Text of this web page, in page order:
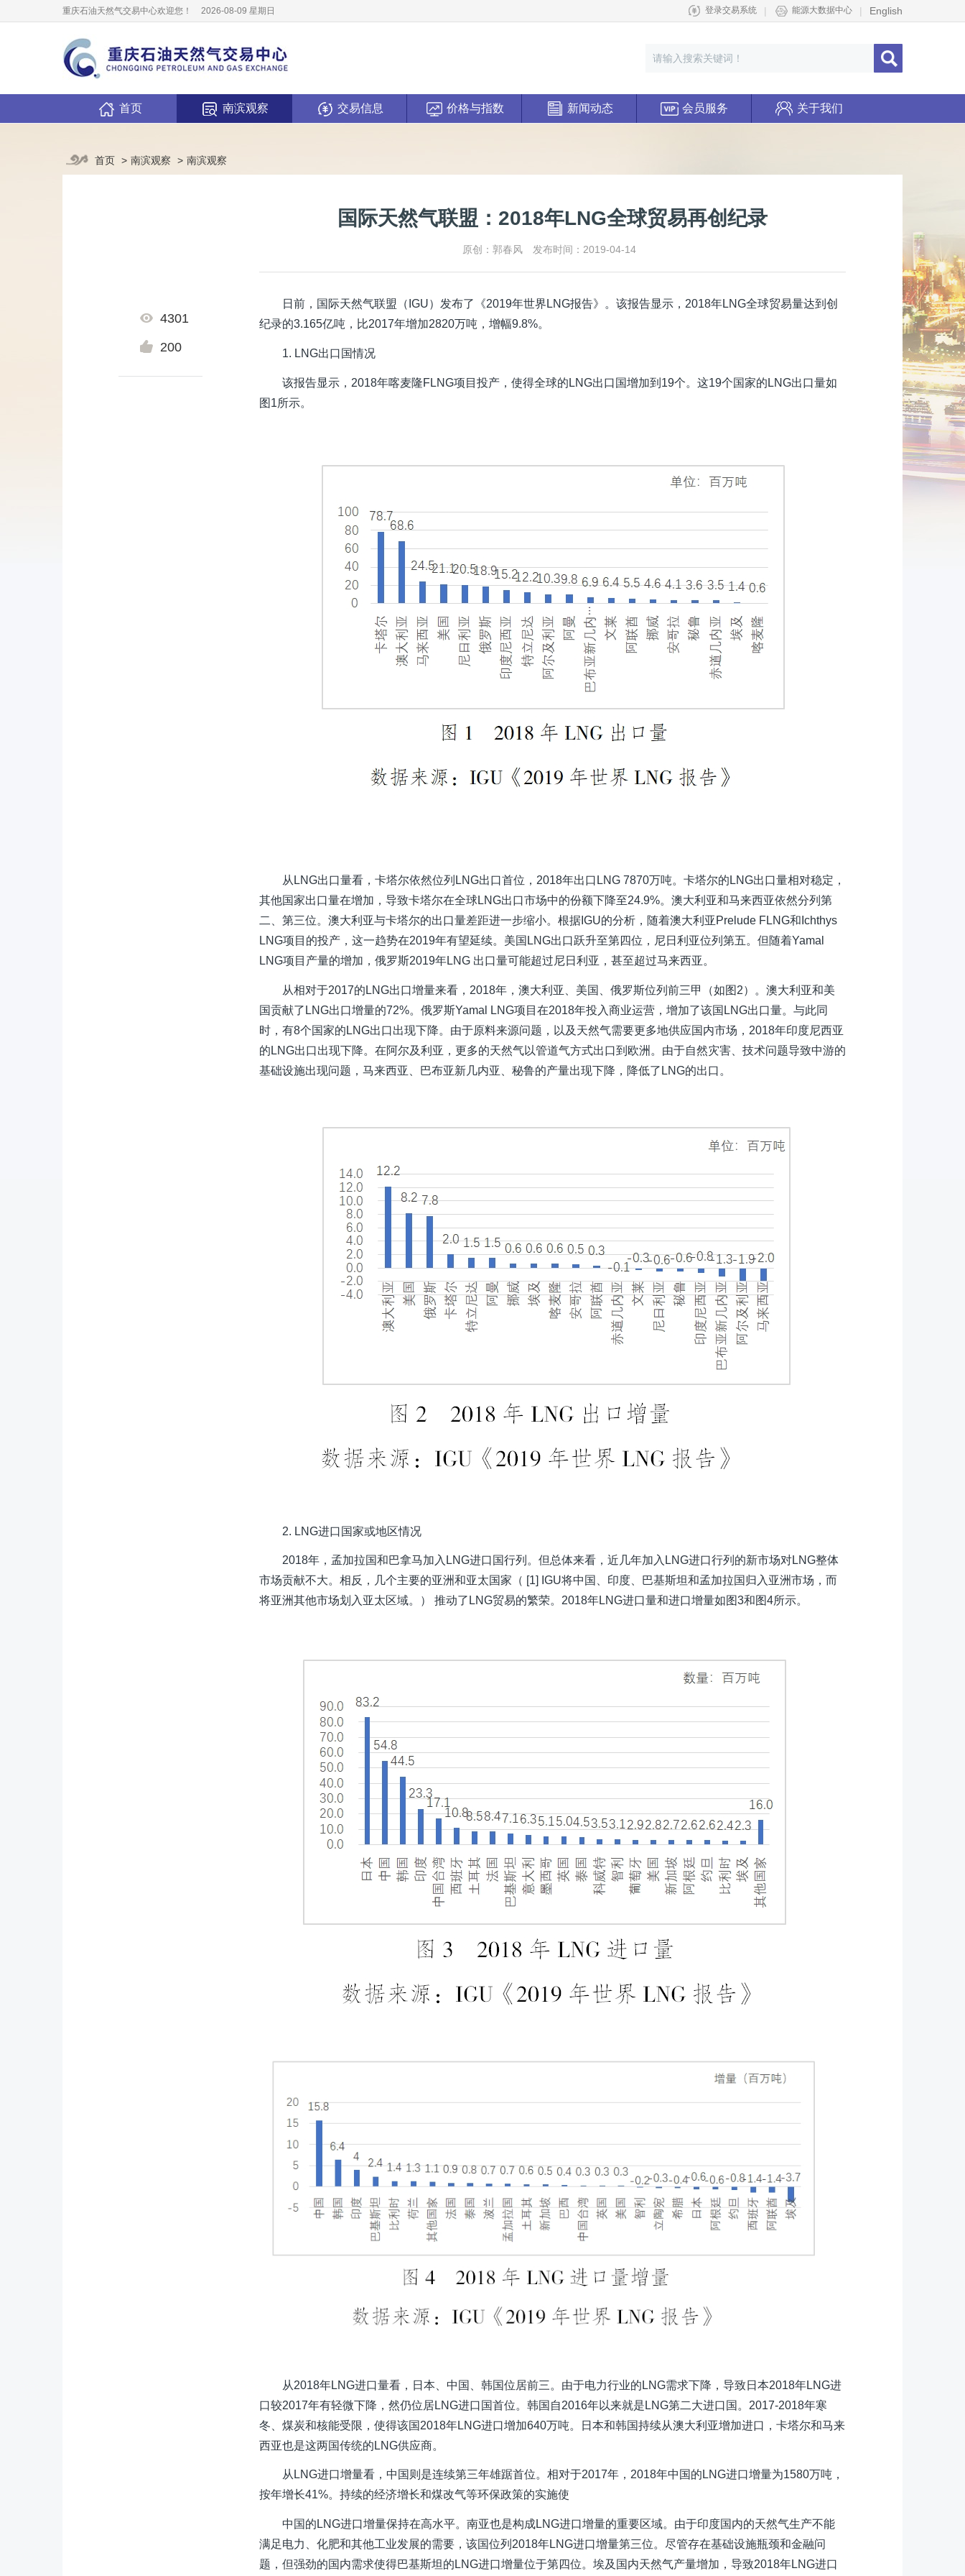
重庆石油天然气交易中心欢迎您！ 2026-08-09 星期日 登录交易系统 | 能源大数据中心 | English
首页 南滨观察 交易信息 价格与指数 新闻动态 会员服务 关于我们
首页 南滨观察 南滨观察
4301
200
国际天然气联盟：2018年LNG全球贸易再创纪录
原创：郭春风 发布时间：2019-04-14
日前，国际天然气联盟（IGU）发布了《2019年世界LNG报告》。该报告显示，2018年LNG全球贸易量达到创
纪录的3.165亿吨，比2017年增加2820万吨，增幅9.8%。
1. LNG出口国情况
该报告显示，2018年喀麦隆FLNG项目投产，使得全球的LNG出口国增加到19个。这19个国家的LNG出口量如
图1所示。
从LNG出口量看，卡塔尔依然位列LNG出口首位，2018年出口LNG 7870万吨。卡塔尔的LNG出口量相对稳定，
其他国家出口量在增加，导致卡塔尔在全球LNG出口市场中的份额下降至24.9%。澳大利亚和马来西亚依然分列第
二、第三位。澳大利亚与卡塔尔的出口量差距进一步缩小。根据IGU的分析，随着澳大利亚Prelude FLNG和Ichthys
LNG项目的投产，这一趋势在2019年有望延续。美国LNG出口跃升至第四位，尼日利亚位列第五。但随着Yamal
LNG项目产量的增加，俄罗斯2019年LNG 出口量可能超过尼日利亚，甚至超过马来西亚。
从相对于2017的LNG出口增量来看，2018年，澳大利亚、美国、俄罗斯位列前三甲（如图2）。澳大利亚和美
国贡献了LNG出口增量的72%。俄罗斯Yamal LNG项目在2018年投入商业运营，增加了该国LNG出口量。与此同
时，有8个国家的LNG出口出现下降。由于原料来源问题，以及天然气需要更多地供应国内市场，2018年印度尼西亚
的LNG出口出现下降。在阿尔及利亚，更多的天然气以管道气方式出口到欧洲。由于自然灾害、技术问题导致中游的
基础设施出现问题，马来西亚、巴布亚新几内亚、秘鲁的产量出现下降，降低了LNG的出口。
2. LNG进口国家或地区情况
2018年，孟加拉国和巴拿马加入LNG进口国行列。但总体来看，近几年加入LNG进口行列的新市场对LNG整体
市场贡献不大。相反，几个主要的亚洲和亚太国家（
[1]
IGU将中国、印度、巴基斯坦和孟加拉国归入亚洲市场，而
将亚洲其他市场划入亚太区域。） 推动了LNG贸易的繁荣。2018年LNG进口量和进口增量如图3和图4所示。
从2018年LNG进口量看，日本、中国、韩国位居前三。由于电力行业的LNG需求下降，导致日本2018年LNG进
口较2017年有轻微下降，然仍位居LNG进口国首位。韩国自2016年以来就是LNG第二大进口国。2017-2018年寒
冬、煤炭和核能受限，使得该国2018年LNG进口增加640万吨。日本和韩国持续从澳大利亚增加进口，卡塔尔和马来
西亚也是这两国传统的LNG供应商。
从LNG进口增量看，中国则是连续第三年雄踞首位。相对于2017年，2018年中国的LNG进口增量为1580万吨，
按年增长41%。持续的经济增长和煤改气等环保政策的实施使
中国的LNG进口增量保持在高水平。南亚也是构成LNG进口增量的重要区域。由于印度国内的天然气生产不能
满足电力、化肥和其他工业发展的需要，该国位列2018年LNG进口增量第三位。尽管存在基础设施瓶颈和金融问
题，但强劲的国内需求使得巴基斯坦的LNG进口增量位于第四位。埃及国内天然气产量增加，导致2018年LNG进口